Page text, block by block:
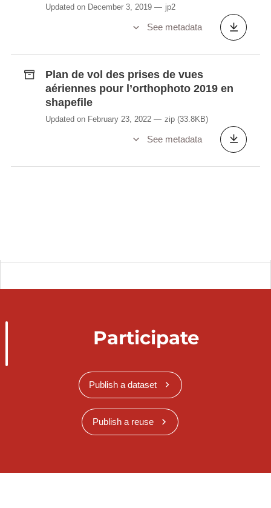
Updated on December 3, 2019 jp2
See metadata
Plan de vol des prises de vues
aériennes pour l’orthophoto 2019 en
shapefile
Updated on February 23, 2022 zip (33.8KB)
See metadata
Participate
Publish a dataset
Publish a reuse